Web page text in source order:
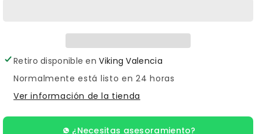
Peach
12
Dynamic
PMU
Peach
12
Retiro disponible enViking Valencia
Normalmente está listo en 24 horas
Ver información de la tienda
¿Necesitas asesoramiento?